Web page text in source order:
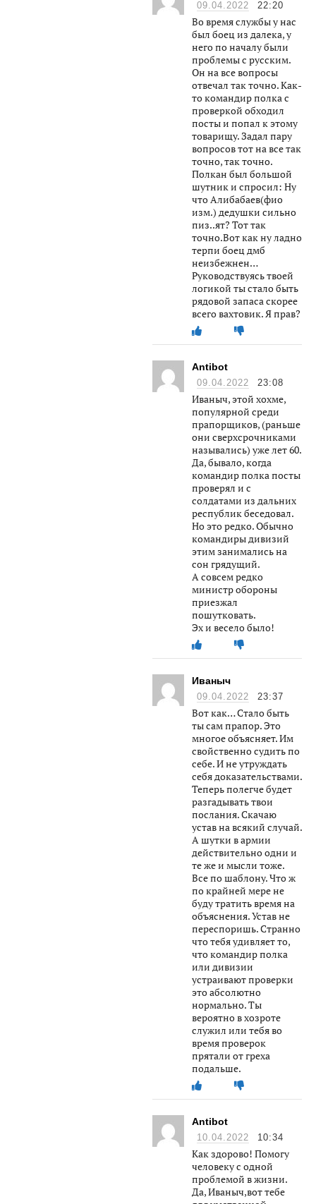
09.04.2022 22:20
Во время службы у нас
был боец из далека, у
него по началу были
проблемы с русским.
Он на все вопросы
отвечал так точно. Как-
то командир полка с
проверкой обходил
посты и попал к этому
товарищу. Задал пару
вопросов тот на все так
точно, так точно.
Полкан был большой
шутник и спросил: Ну
что Алибабаев(фио
изм.) дедушки сильно
пиз..ят? Тот так
точно.Вот как ну ладно
терпи боец дмб
неизбежнен…
Руководствуясь твоей
логикой ты стало быть
рядовой запаса скорее
всего вахтовик. Я прав?
Antibot
09.04.2022 23:08
Иваныч, этой хохме,
популярной среди
прапорщиков, (раньше
они сверхсрочниками
назывались) уже лет 60.
Да, бывало, когда
командир полка посты
проверял и с
солдатами из дальних
республик беседовал.
Но это редко. Обычно
командиры дивизий
этим занимались на
сон грядущий.
А совсем редко
министр обороны
приезжал
пошутковать.
Эх и весело было!
Иваныч
09.04.2022 23:37
Вот как… Стало быть
ты сам прапор. Это
многое объясняет. Им
свойственно судить по
себе. И не утруждать
себя доказательствами.
Теперь полегче будет
разгадывать твои
послания. Скачаю
устав на всякий случай.
А шутки в армии
действительно одни и
те же и мысли тоже.
Все по шаблону. Что ж
по крайней мере не
буду тратить время на
объяснения. Устав не
переспоришь. Странно
что тебя удивляет то,
что командир полка
или дивизии
устраивают проверки
это абсолютно
нормально. Ты
вероятно в хозроте
служил или тебя во
время проверок
прятали от греха
подальше.
Antibot
10.04.2022 10:34
Как здорово! Помогу
человеку с одной
проблемой в жизни.
Да, Иваныч,вот тебе